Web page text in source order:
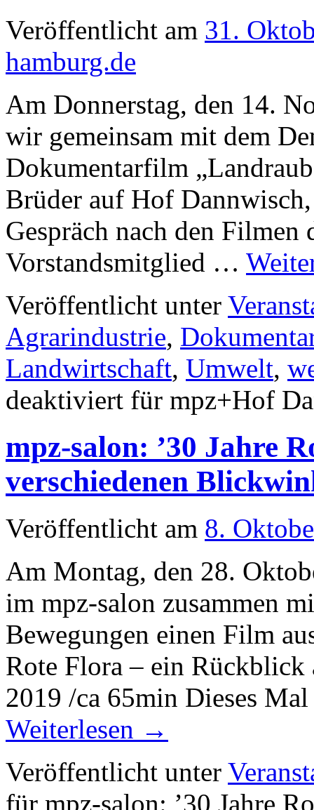
Veröffentlicht am 31.
hamburg.de
Am Donnerstag, den 14.
wir gemeinsam mit dem
Dokumentarfilm
Brüder auf Hof
Gespräch nach den Filmen
Vorstandsmitglied …
Veröffentlicht unter
Agrarindustrie,
Landwirtschaft, Umwelt,
deaktiviert für mpz+Hof
mpz-salon: ’30 Jahre
verschiedenen
Veröffentlicht am 8.
Am Montag, den 28.
im mpz-salon zusammen
Bewegungen einen Film
Rote Flora – ein Rückblick
2019 /ca 65min Dieses
Weiterlesen →
Veröffentlicht unter
für mpz-salon: ’30 Jahre